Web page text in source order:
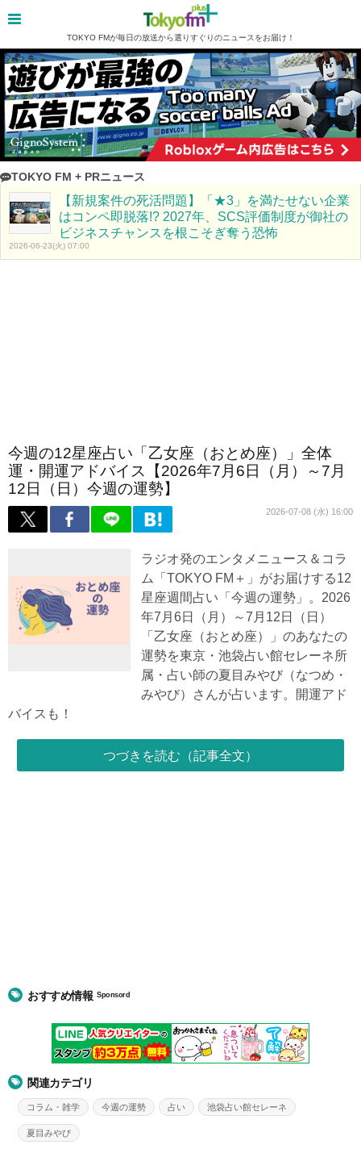
TOKYO FMが毎日の放送から選りすぐりのニュースをお届け！
TOKYO FM + PRニュース
【新規案件の死活問題】「★3」を満たせない企業
はコンペ即脱落!? 2027年、SCS評価制度が御社の
ビジネスチャンスを根こそぎ奪う恐怖
2026-06-23(火) 07:00
今週の12星座占い「乙女座（おとめ座）」全体
運・開運アドバイス【2026年7月6日（月）～7月
12日（日）今週の運勢】
2026-07-08 (水) 16:00
ラジオ発のエンタメニュース＆コラ
ム「TOKYO FM＋」がお届けする12
星座週間占い「今週の運勢」。2026
年7月6日（月）～7月12日（日）
「乙女座（おとめ座）」のあなたの
運勢を東京・池袋占い館セレーネ所
属・占い師の夏目みやび（なつめ・
みやび）さんが占います。開運アド
バイスも！
つづきを読む（記事全文）
おすすめ情報Sponsord
関連カテゴリ
コラム・雑学 今週の運勢 占い 池袋占い館セレーネ
夏目みやび